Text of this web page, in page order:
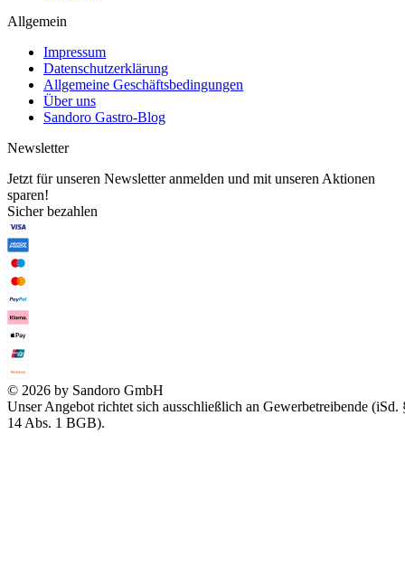
Allgemein
Impressum
Datenschutzerklärung
Allgemeine Geschäftsbedingungen
Über uns
Sandoro Gastro-Blog
Newsletter
Jetzt für unseren Newsletter anmelden und mit unseren Aktionen
sparen!
Sicher bezahlen
© 2026 by Sandoro GmbH
Unser Angebot richtet sich ausschließlich an Gewerbetreibende (iSd.
14 Abs. 1 BGB).